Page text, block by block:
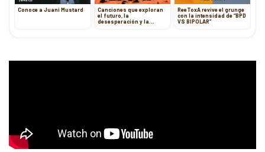
Conoce a Juani Mustard
Canciones que exploran
el futuro, la
desesperación y la
ReeToxA revive el grunge
con la intensidad de “BPD
VS BIPOLAR”